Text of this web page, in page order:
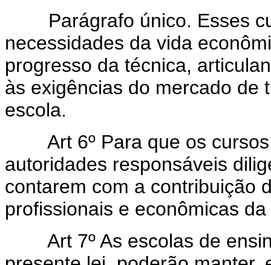
Parágrafo único. Esses
necessidades da vida
progresso da técnica,
às exigências do mercado de
escola.
Art 6º Para que os
autoridades responsáveis
contarem com a contribuição
profissionais e econômicas
Art 7º As escolas de